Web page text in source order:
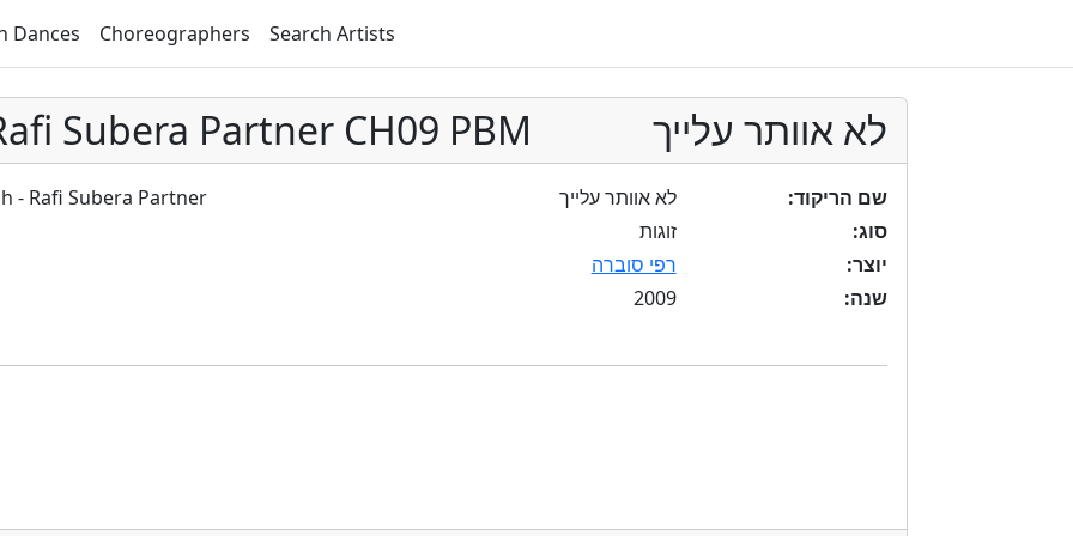
Dances Choreographers Search Artists
Subera Partner CH09 PBM לא אוותר עלייך
- Rafi Subera Partner שם הריקוד:
לא אוותר עלייך
סוג:
זוגות
יוצר:
רפי סוברה
שנה:
2009